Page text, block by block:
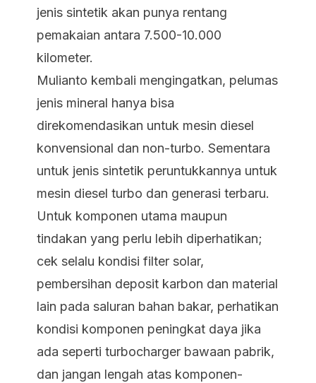
jenis sintetik akan punya rentang
pemakaian antara 7.500-10.000
kilometer.
Mulianto kembali mengingatkan, pelumas
jenis mineral hanya bisa
direkomendasikan untuk mesin diesel
konvensional dan non-turbo. Sementara
untuk jenis sintetik peruntukkannya untuk
mesin diesel turbo dan generasi terbaru.
Untuk komponen utama maupun
tindakan yang perlu lebih diperhatikan;
cek selalu kondisi filter solar,
pembersihan deposit karbon dan material
lain pada saluran bahan bakar, perhatikan
kondisi komponen peningkat daya jika
ada seperti turbocharger bawaan pabrik,
dan jangan lengah atas komponen-